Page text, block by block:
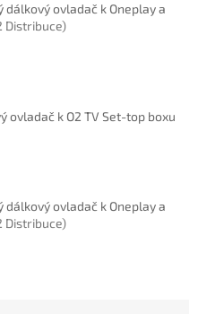
dálkový ovladač k Oneplay a
Distribuce)
ovladač k O2 TV Set-top boxu
dálkový ovladač k Oneplay a
Distribuce)